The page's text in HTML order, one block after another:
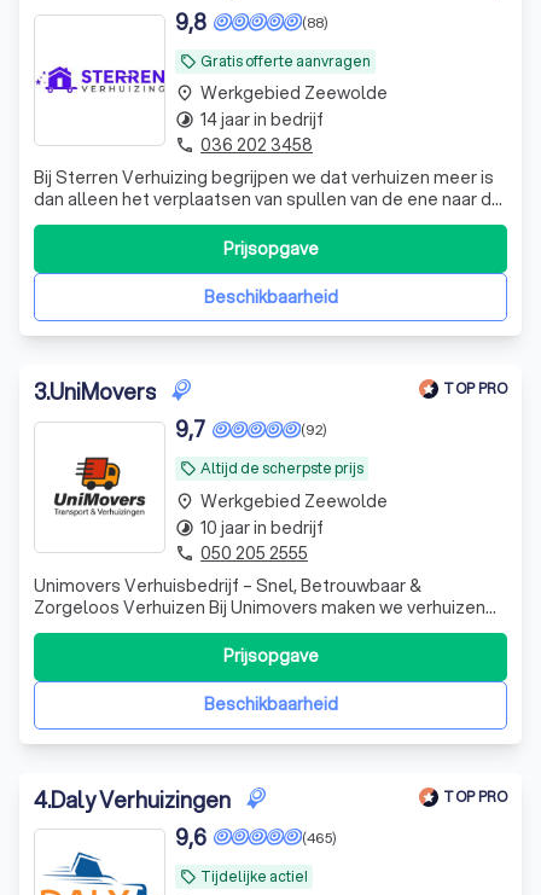
local_offer Gratis offerte aanvragen
(88)
9,8
Bij Sterren Verhuizing begrijpen we dat verhuizen meer is
dan alleen het verplaatsen van spullen van de ene naar de
andere locatie. Het is een belangrijke stap in uw leven, of
het nu gaat om een nieuwe start in een andere stad, de
uitbreiding van uw bedrijf of het betrekken van uw
Beschikbaarheid
Prijsopgave
place Werkgebied Zeewolde
timelapse 14 jaar in bedrijf
phone 036 202 3458
3.UniMovers TOP PRO
local_offer Altijd de scherpste prijs
(92)
9,7
Unimovers Verhuisbedrijf – Snel, Betrouwbaar &
Zorgeloos Verhuizen Bij Unimovers maken we verhuizen
eenvoudig en stressvrij. Of het nu gaat om een particuliere
verhuizing, bedrijfsverhuizing of spoedverhuizing, ons
ervaren team staat klaar om u professioneel en efficiënt
te helpen. Wij bieden maatBeschikbaarheid
Prijsopgave
place Werkgebied Zeewolde
timelapse 10 jaar in bedrijf
phone 050 205 2555
4.Daly Verhuizingen TOP PRO
local_offer Tijdelijke actie!
(465)
9,6